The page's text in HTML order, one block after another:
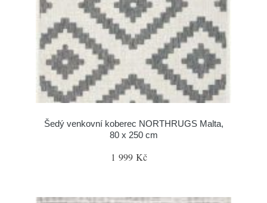
Šedý venkovní koberec NORTHRUGS Malta,
80 x 250 cm
1 999 Kč